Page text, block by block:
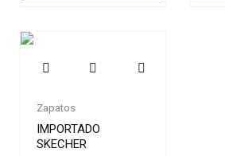
Zapatos
IMPORTADO
SKECHER